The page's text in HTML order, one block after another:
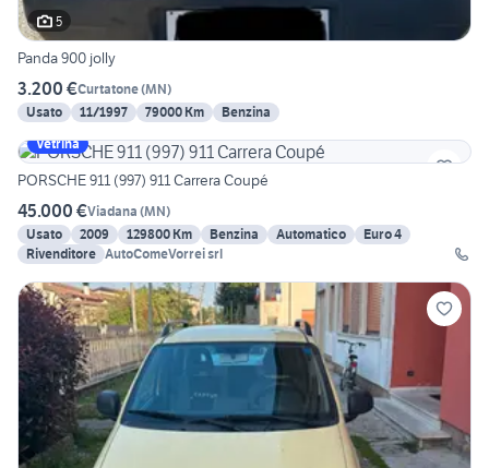
5
Panda 900 jolly
3.200 €Curtatone(MN)
Usato
11/1997 79000 Km
Benzina
Vetrina
PORSCHE 911 (997) 911 Carrera Coupé
45.000 €Viadana (MN)
Usato
2009 129800 Km Benzina Automatico
Euro 4
Rivenditore AutoComeVorrei srl